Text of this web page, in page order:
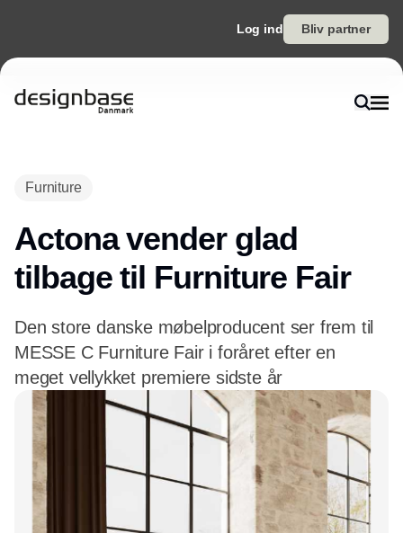
Log ind Bliv partner
Furniture
Actona vender glad
tilbage til Furniture Fair
Den store danske møbelproducent ser frem til
MESSE C Furniture Fair i foråret efter en
meget vellykket premiere sidste år